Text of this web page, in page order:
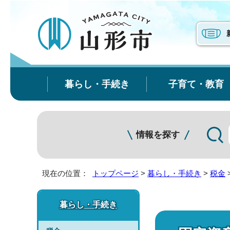
暮らし・手続き 子育て・教育
情報を探す
現在の位置： トップページ > 暮らし・手続き > 税金
暮らし・手続き